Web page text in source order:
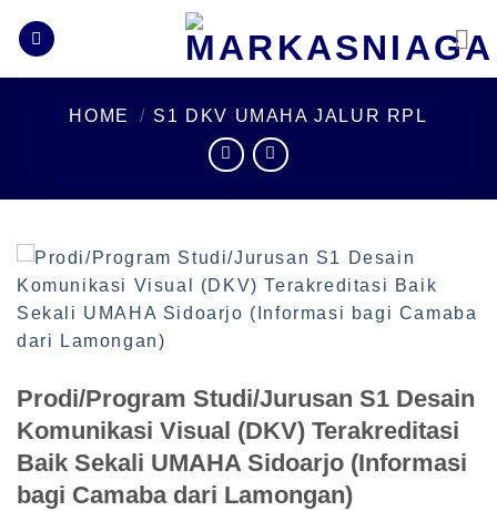
HOME / S1 DKV UMAHA JALUR RPL
Prodi/Program Studi/Jurusan S1 Desain
Komunikasi Visual (DKV) Terakreditasi
Baik Sekali UMAHA Sidoarjo (Informasi
bagi Camaba dari Lamongan)